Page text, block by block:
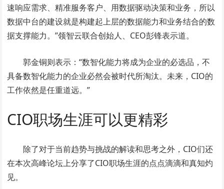
速响应需求、精准服务客户、用数据驱动决策和业务，所以
数据中台的建设就是构建起上层的数据能力和业务结合的数
据支撑能力。”领智云联合创始人、CEO彭锋表示道。
郭金铜则表示：“数智化能力将成为企业的必选品，不
具备数智化能力的企业必然会被时代所淘汰。未来，CIO的
工作依然是任重道远。”
CIO职场生涯可以更精彩
除了对于当前趋势与挑战的解读和思考之外，CIO们还
在本次高峰论坛上分享了CIO职场生涯的点点滴滴和真知灼
见。